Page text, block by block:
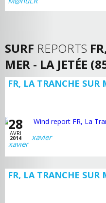
SURF REPORTS
MER - LA JETÉE
FR, LA TRANCHE SUR
28
AVRI
2014
xavier
FR, LA TRANCHE SUR